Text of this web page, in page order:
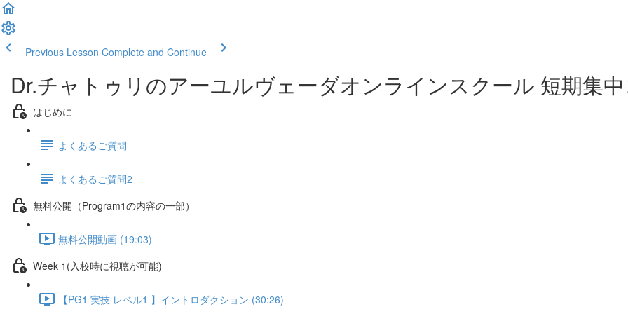
Previous Lesson Complete and Continue
Dr.チャトゥリのアーユルヴェーダオンラインスクール 短期集
はじめに
よくあるご質問
よくあるご質問2
無料公開（Program1の内容の一部）
無料公開動画 (19:03)
Week 1(入校時に視聴が可能)
【PG1 実技 レベル1 】イントロダクション (30:26)